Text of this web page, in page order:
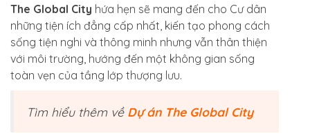
The Global City hứa hẹn sẽ mang đến cho Cư dân
những tiện ích đẳng cấp nhất, kiến tạo phong cách
sống tiện nghi và thông minh nhưng vẫn thân thiện
với môi trường, hướng đến một không gian sống
toàn vẹn của tầng lớp thượng lưu.
Tìm hiểu thêm về Dự án The Global City